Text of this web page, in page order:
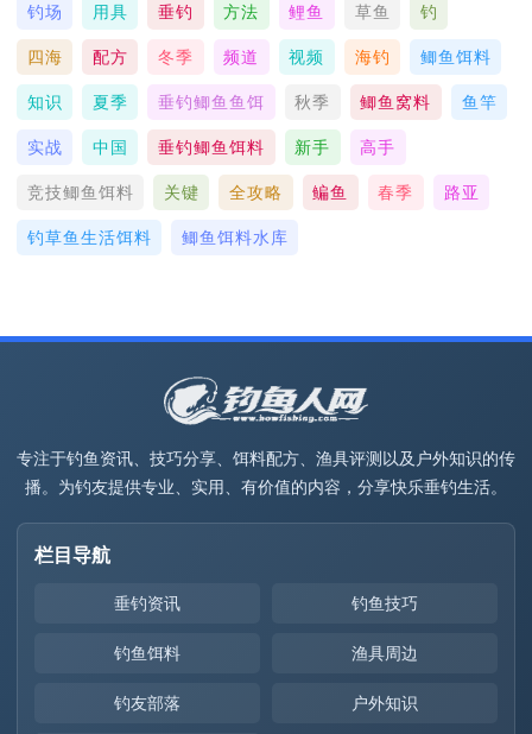
钓场 用具 垂钓 方法 鲤鱼 草鱼 钓
四海 配方 冬季 频道 视频 海钓 鲫鱼饵料
知识 夏季 垂钓鲫鱼鱼饵 秋季 鲫鱼窝料 鱼竿
实战 中国 垂钓鲫鱼饵料 新手 高手
竞技鲫鱼饵料 关键 全攻略 鳊鱼 春季 路亚
钓草鱼生活饵料 鲫鱼饵料水库
专注于钓鱼资讯、技巧分享、饵料配方、渔具评测以及户外知识的传
播。为钓友提供专业、实用、有价值的内容，分享快乐垂钓生活。
栏目导航
垂钓资讯 钓鱼技巧
钓鱼饵料 渔具周边
钓友部落 户外知识